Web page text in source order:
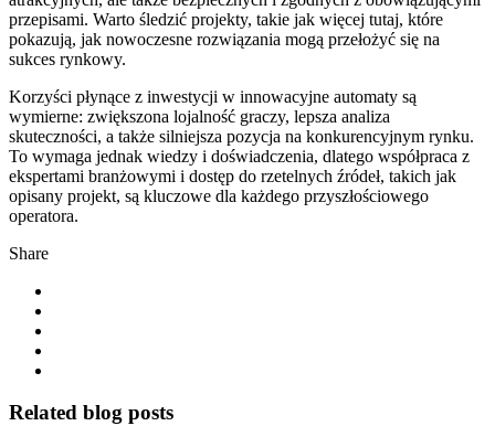
przepisami. Warto śledzić projekty, takie jak więcej tutaj, które
pokazują, jak nowoczesne rozwiązania mogą przełożyć się na
sukces rynkowy.
Korzyści płynące z inwestycji w innowacyjne automaty są
wymierne: zwiększona lojalność graczy, lepsza analiza
skuteczności, a także silniejsza pozycja na konkurencyjnym rynku.
To wymaga jednak wiedzy i doświadczenia, dlatego współpraca z
ekspertami branżowymi i dostęp do rzetelnych źródeł, takich jak
opisany projekt, są kluczowe dla każdego przyszłościowego
operatora.
Share
Related blog posts